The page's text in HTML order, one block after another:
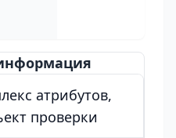
атрибутов,
проверки